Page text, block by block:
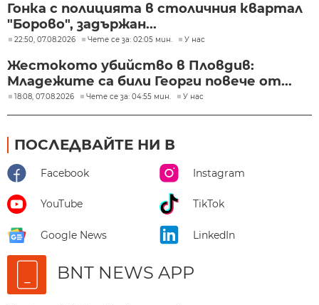
Гонка с полицията в столичния квартал
"Борово", задържан...
22:50, 07.08.2026 Чете се за: 02:05 мин. У нас
Жестокото убийство в Пловдив:
Младежите са били Георги повече от...
18:08, 07.08.2026 Чете се за: 04:55 мин. У нас
ПОСЛЕДВАЙТЕ НИ В
Facebook Instagram
YouTube TikTok
Google News LinkedIn
BNT NEWS APP